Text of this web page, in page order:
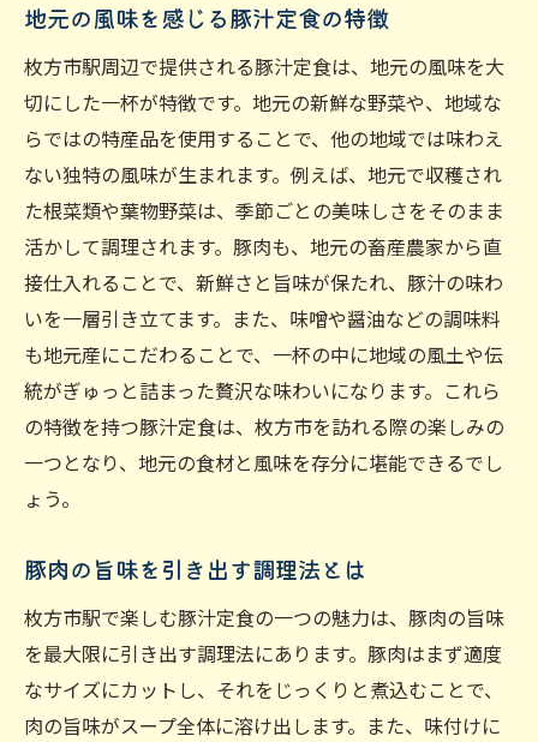
枚方市駅で人気の豚汁定食店を巡る
絶品豚汁定食を楽しむためのポイント
枚方市駅での豚汁定食の楽しみ方
地元の風味を感じる豚汁定食の特徴
枚方市駅周辺で提供される豚汁定食は、地元の風味を大
切にした一杯が特徴です。地元の新鮮な野菜や、地域な
らではの特産品を使用することで、他の地域では味わえ
ない独特の風味が生まれます。例えば、地元で収穫され
た根菜類や葉物野菜は、季節ごとの美味しさをそのまま
活かして調理されます。豚肉も、地元の畜産農家から直
接仕入れることで、新鮮さと旨味が保たれ、豚汁の味わ
いを一層引き立てます。また、味噌や醤油などの調味料
も地元産にこだわることで、一杯の中に地域の風土や伝
統がぎゅっと詰まった贅沢な味わいになります。これら
の特徴を持つ豚汁定食は、枚方市を訪れる際の楽しみの
一つとなり、地元の食材と風味を存分に堪能できるでし
ょう。
豚肉の旨味を引き出す調理法とは
枚方市駅で楽しむ豚汁定食の一つの魅力は、豚肉の旨味
を最大限に引き出す調理法にあります。豚肉はまず適度
なサイズにカットし、それをじっくりと煮込むことで、
肉の旨味がスープ全体に溶け出します。また、味付けに